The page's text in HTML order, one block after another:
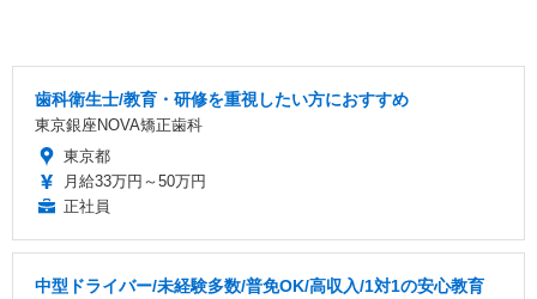
歯科衛生士/教育・研修を重視したい方におすすめ
東京銀座NOVA矯正歯科
東京都
月給33万円～50万円
正社員
中型ドライバー/未経験多数/普免OK/高収入/1対1の安心教育